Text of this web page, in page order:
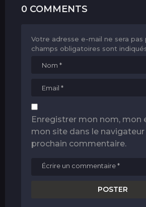
0 COMMENTS
Votre adresse e-mail ne sera pas
champs obligatoires sont
Enregistrer mon nom, mon
mon site dans le
prochain commentaire.